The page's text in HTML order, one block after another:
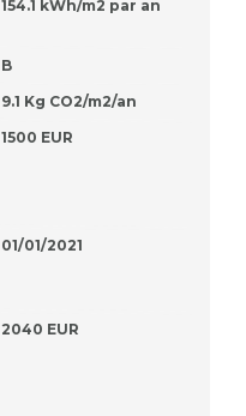
154.1 kWh/m2 par an
B
9.1 Kg CO2/m2/an
1500 EUR
01/01/2021
2040 EUR